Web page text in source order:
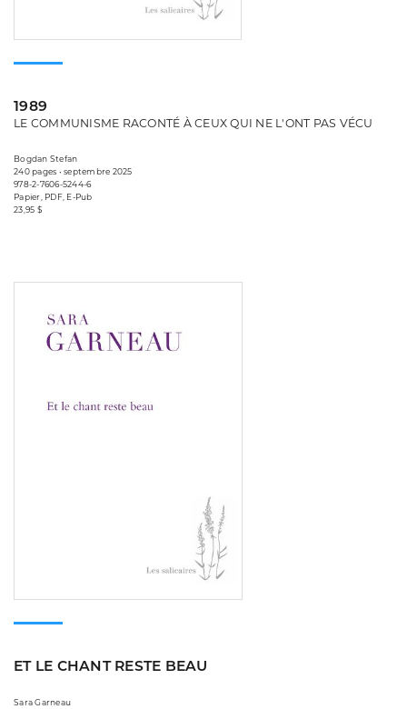
1989
LE COMMUNISME RACONTÉ À CEUX QUI NE L'ONT PAS VÉCU
Bogdan Stefan
240 pages • septembre 2025
978-2-7606-5244-6
Papier, PDF, E-Pub
23,95 $
ET LE CHANT RESTE BEAU
Sara Garneau